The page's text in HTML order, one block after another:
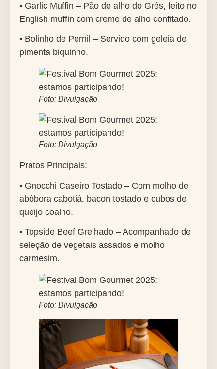
• Garlic Muffin – Pão de alho do Grés, feito no
English muffin com creme de alho confitado.
• Bolinho de Pernil – Servido com geleia de
pimenta biquinho.
Foto: Divulgação
Foto: Divulgação
Pratos Principais:
• Gnocchi Caseiro Tostado – Com molho de
abóbora cabotiá, bacon tostado e cubos de
queijo coalho.
• Topside Beef Grelhado – Acompanhado de
seleção de vegetais assados e molho
carmesim.
Foto: Divulgação